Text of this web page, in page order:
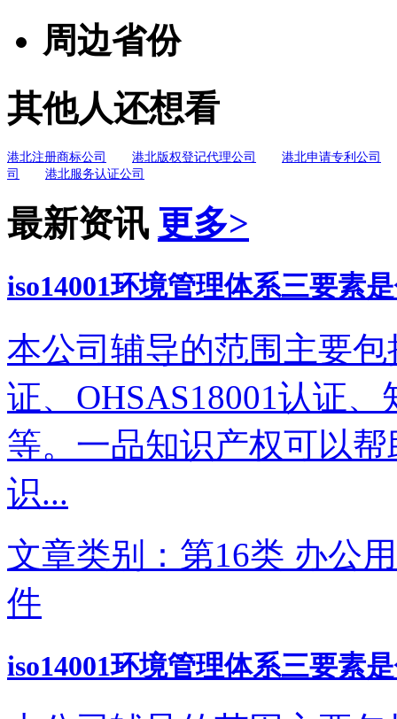
周边省份
其他人还想看
港北注册商标公司 港北版权登记代理公司
港北申请专利公司
司
港北服务认证公司
最新资讯 更多>
iso14001环境管理体系三要素
本公司辅导的范围主要包
证、OHSAS18001认证
等。一品知识产权可以
识...
文章类别：第16类 办公
件
iso14001环境管理体系三要素